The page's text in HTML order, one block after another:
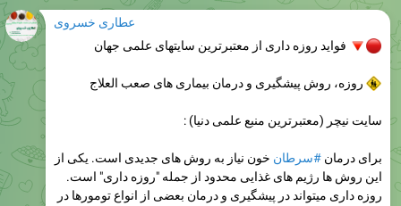
عطاری خسروی
فواید روزه داری از معتبرترین سایتهای علمی جهان
روزه، روش پیشگیری و درمان بیماری های صعب العلاج
سایت نیچر (معتبرترین منبع علمی دنیا) :
برای درمان #سرطان خون نیاز به روش های جدیدی است. یکی از
این روش ها رژیم های غذایی محدود از جمله "روزه داری" است.
روزه داری میتواند در پیشگیری و درمان بعضی از انواع تومورها در